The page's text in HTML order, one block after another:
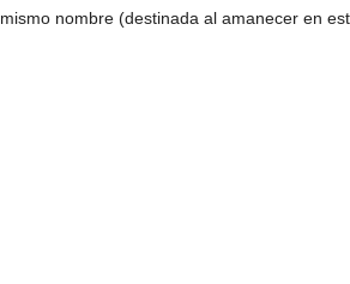
mismo nombre (destinada al amanecer en